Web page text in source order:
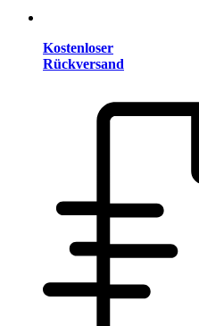
Kostenloser
Rückversand